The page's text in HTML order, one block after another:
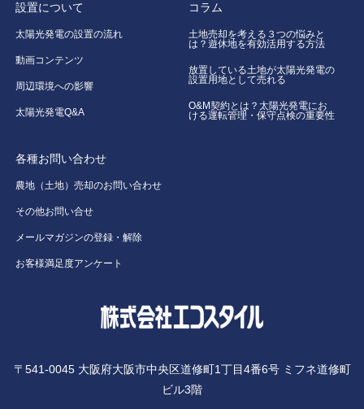
設置について
太陽光発電の設置の流れ
動画コンテンツ
周辺環境への影響
太陽光発電Q&A
コラム
土地売却を考える３つの悩みと
は？遊休地を有効活用する方法
放置している土地が太陽光発電の
設置用地として売れる
O&M契約とは？太陽光発電にお
ける運転管理・保守点検の重要性
各種お問い合わせ
農地（土地）売却のお問い合わせ
その他お問い合せ
メールマガジンの登録・解除
お客様満足度アンケート
〒541-0045 大阪府大阪市中央区道修町1丁目4番6号 ミフネ道修町
ビル3階